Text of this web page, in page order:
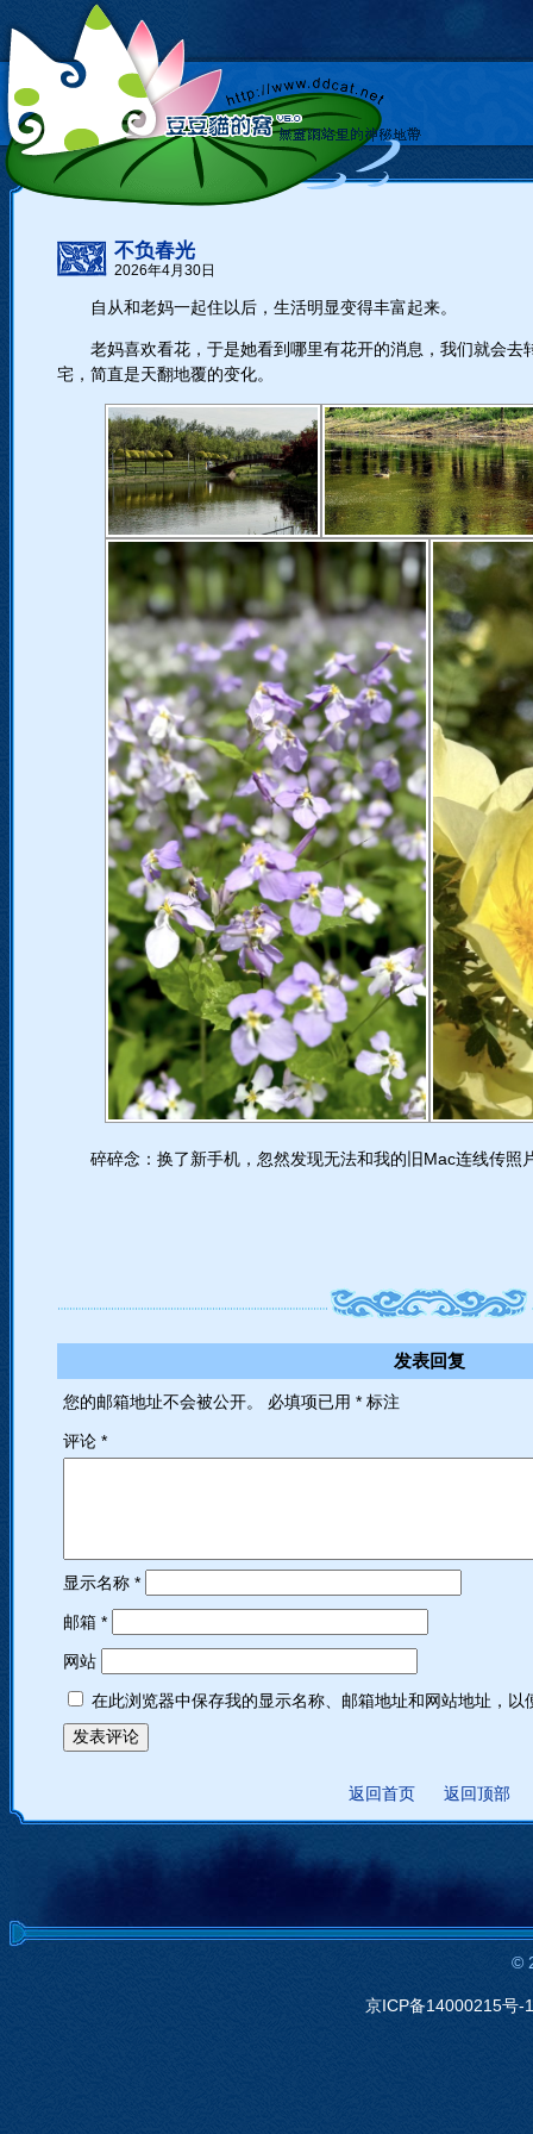
不负春光
2026年4月30日
自从和老妈一起住以后，生活明显变得丰富起来。
老妈喜欢看花，于是她看到哪里有花开的消息，我们就会去
宅，简直是天翻地覆的变化。
碎碎念：换了新手机，忽然发现无法和我的旧Mac连线传照
发表回复
您的邮箱地址不会被公开。 必填项已用 * 标注
评论 *
显示名称 *
邮箱 *
网站
在此浏览器中保存我的显示名称、邮箱地址和网站地址，以
返回首页 返回顶部
©
京ICP备14000215号-1